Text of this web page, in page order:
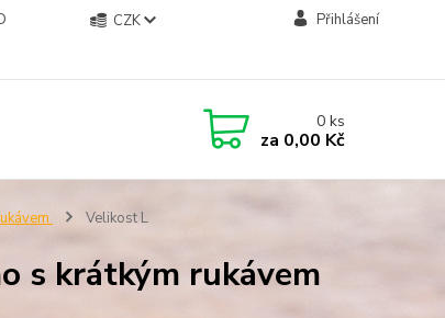
CZK Přihlášení
0ks
za 0,00 Kč
Velikost L
s krátkým rukávem